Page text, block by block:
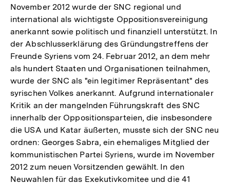
November 2012 wurde der SNC regional und
international als wichtigste Oppositionsvereinigung
anerkannt sowie politisch und finanziell unterstützt. In
der Abschlusserklärung des Gründungstreffens der
Freunde Syriens vom 24. Februar 2012, an dem mehr
als hundert Staaten und Organisationen teilnahmen,
wurde der SNC als "ein legitimer Repräsentant" des
syrischen Volkes anerkannt. Aufgrund internationaler
Kritik an der mangelnden Führungskraft des SNC
innerhalb der Oppositionsparteien, die insbesondere
die USA und Katar äußerten, musste sich der SNC neu
ordnen: Georges Sabra, ein ehemaliges Mitglied der
kommunistischen Partei Syriens, wurde im November
2012 zum neuen Vorsitzenden gewählt. In den
Neuwahlen für das Exekutivkomitee und die 41